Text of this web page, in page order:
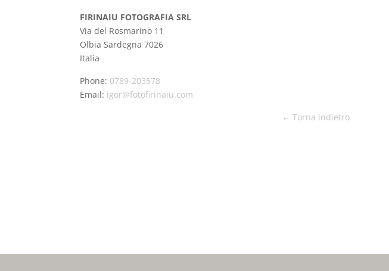
FIRINAIU FOTOGRAFIA SRL
Via del Rosmarino 11
OlbiaSardegna7026
Italia
Phone: 0789-203578
Email: igor@fotofirinaiu.com
← Torna indietro